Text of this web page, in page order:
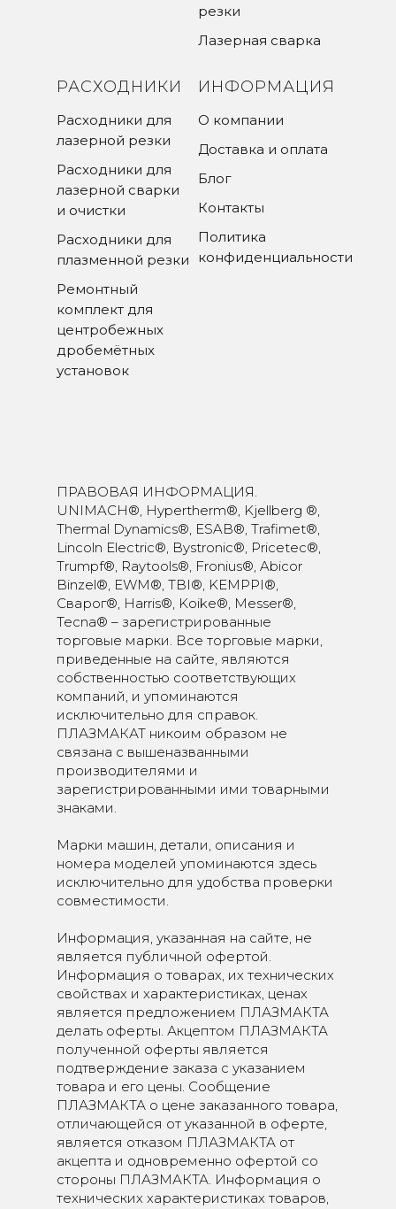
резки
Лазерная сварка
РАСХОДНИКИ
Расходники для
лазерной резки
Расходники для
лазерной сварки
и очистки
Расходники для
плазменной резки
Ремонтный
комплект для
центробежных
дробемётных
установок
ИНФОРМАЦИЯ
О компании
Доставка и оплата
Блог
Контакты
Политика
конфиденциальности
ПРАВОВАЯ ИНФОРМАЦИЯ.
UNIMACH®, Hypertherm®, Kjellberg ®,
Thermal Dynamics®, ESAB®, Trafimet®,
Lincoln Electric®, Bystronic®, Pricetec®,
Trumpf®, Raytools®, Fronius®, Abicor
Binzel®, EWM®, TBI®, KEMPPI®,
Сварог®, Harris®, Koike®, Messer®,
Tecna® – зарегистрированные
торговые марки. Все торговые марки,
приведенные на сайте, являются
собственностью соответствующих
компаний, и упоминаются
исключительно для справок.
ПЛАЗМАКАТ никоим образом не
связана с вышеназванными
производителями и
зарегистрированными ими товарными
знаками.
Марки машин, детали, описания и
номера моделей упоминаются здесь
исключительно для удобства проверки
совместимости.
Информация, указанная на сайте, не
является публичной офертой.
Информация о товарах, их технических
свойствах и характеристиках, ценах
является предложением ПЛАЗМАКТА
делать оферты. Акцептом ПЛАЗМАКТА
полученной оферты является
подтверждение заказа с указанием
товара и его цены. Сообщение
ПЛАЗМАКТА о цене заказанного товара,
отличающейся от указанной в оферте,
является отказом ПЛАЗМАКТА от
акцепта и одновременно офертой со
стороны ПЛАЗМАКТА. Информация о
технических характеристиках товаров,